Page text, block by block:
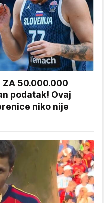
ZA 50.000.000
podatak! Ovaj
niko nije